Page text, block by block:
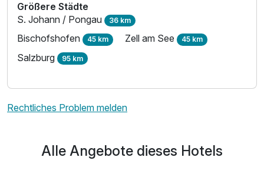
Größere Städte
S. Johann / Pongau 36 km
Bischofshofen 45 km Zell am See 45 km
Salzburg 95 km
Rechtliches Problem melden
Alle Angebote dieses Hotels